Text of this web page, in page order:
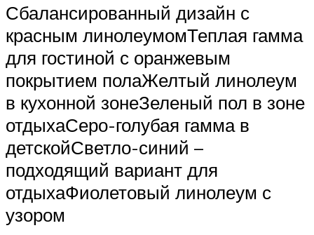
Сбалансированный дизайн с
красным линолеумомТеплая гамма
для гостиной с оранжевым
покрытием полаЖелтый линолеум
в кухонной зонеЗеленый пол в зоне
отдыхаСеро-голубая гамма в
детскойСветло-синий –
подходящий вариант для
отдыхаФиолетовый линолеум с
узором